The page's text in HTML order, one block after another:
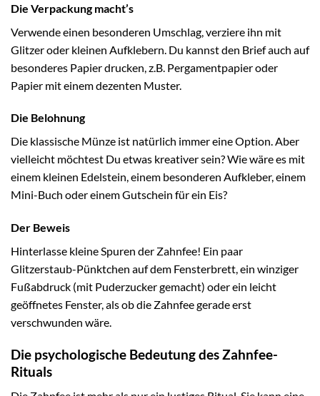
Die Verpackung macht’s
Verwende einen besonderen Umschlag, verziere ihn mit
Glitzer oder kleinen Aufklebern. Du kannst den Brief auch auf
besonderes Papier drucken, z.B. Pergamentpapier oder
Papier mit einem dezenten Muster.
Die Belohnung
Die klassische Münze ist natürlich immer eine Option. Aber
vielleicht möchtest Du etwas kreativer sein? Wie wäre es mit
einem kleinen Edelstein, einem besonderen Aufkleber, einem
Mini-Buch oder einem Gutschein für ein Eis?
Der Beweis
Hinterlasse kleine Spuren der Zahnfee! Ein paar
Glitzerstaub-Pünktchen auf dem Fensterbrett, ein winziger
Fußabdruck (mit Puderzucker gemacht) oder ein leicht
geöffnetes Fenster, als ob die Zahnfee gerade erst
verschwunden wäre.
Die psychologische Bedeutung des Zahnfee-
Rituals